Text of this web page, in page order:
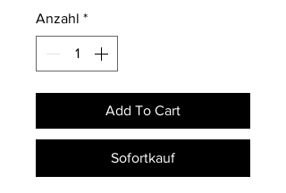
Anzahl *
Add To Cart
Sofortkauf